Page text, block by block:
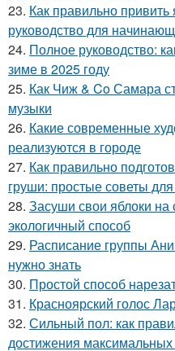
23. Как правильно
руководство для
24. Полное руководство:
зиме в 2025 году
25. Как Чиж & Co Самара
музыки
26. Какие современные
реализуются в городе
27. Как правильно
груши: простые советы
28. Засуши свои яблоки на
экологичный способ
29. Расписание группы
нужно знать
30. Простой способ
31. Красноярский голос
32. Сильный пол: как
достижения максимальных